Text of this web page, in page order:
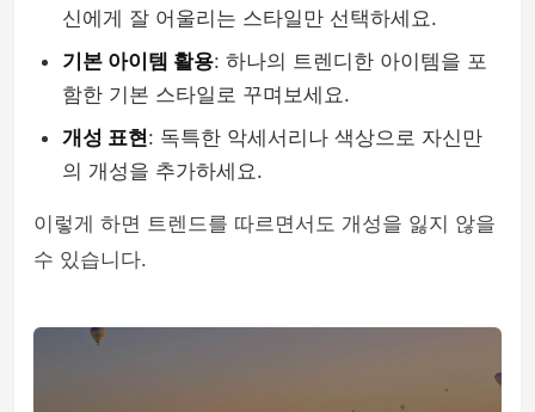
신에게 잘 어울리는 스타일만 선택하세요.
기본 아이템 활용: 하나의 트렌디한 아이템을 포
함한 기본 스타일로 꾸며보세요.
개성 표현: 독특한 악세서리나 색상으로 자신만
의 개성을 추가하세요.
이렇게 하면 트렌드를 따르면서도 개성을 잃지 않을
수 있습니다.